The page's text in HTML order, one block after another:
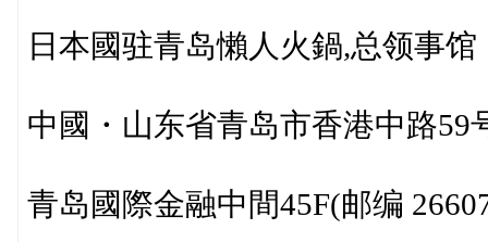
日本國驻青岛懶人火鍋,总领事馆
中國・山东省青岛市香港中路59
青岛國際金融中間45F(邮编